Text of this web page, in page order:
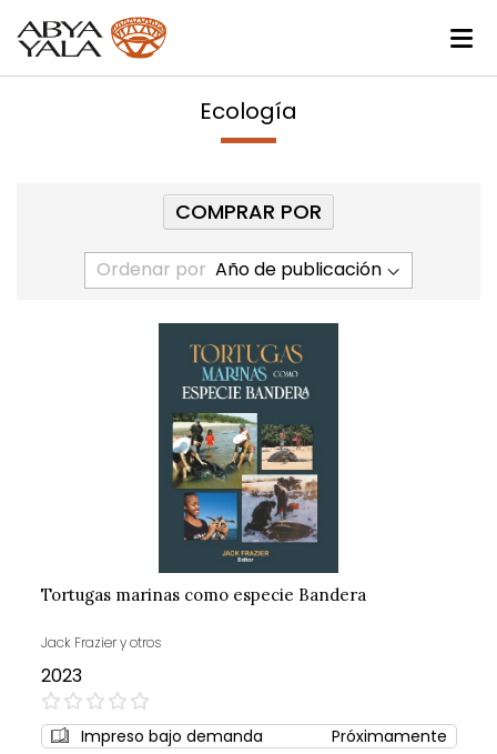
Ecología
Ordenar por
Tortugas marinas como especie Bandera
Jack Frazier y otros
2023
0%
Impreso bajo demanda
Próximamente
COMPRAR POR